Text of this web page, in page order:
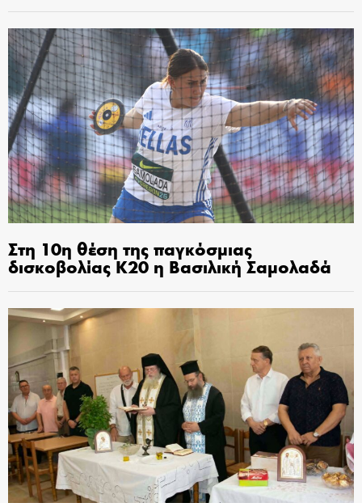
Στη 10η θέση της παγκόσμιας
δισκοβολίας Κ20 η Βασιλική Σαμολαδά